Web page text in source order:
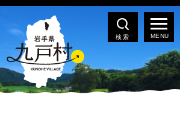
検索